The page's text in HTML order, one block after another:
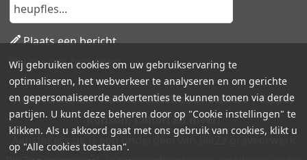
heupfles...
Plaats een bericht
Lees alle berichten
Aanstekers.be - Ruime collectie aanstekers | Zippo,
Ronson, Colibri en meer!
Aanstekers.be is een onderdeel van BlitZz graveerwerk.
Wij gebruiken cookies om uw gebruikservaring te
optimaliseren, het webverkeer te analyseren en om gerichte
en gepersonaliseerde advertenties te kunnen tonen via derde
partijen. U kunt deze beheren door op "Cookie instellingen" te
klikken. Als u akkoord gaat met ons gebruik van cookies, klikt u
op "Alle cookies toestaan".